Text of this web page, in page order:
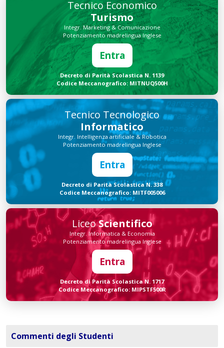
Tecnico Economico
Turismo
Integr. Marketing & Comunicazione
Potenziamento madrelingua Inglese
Entra
Decreto di Parità Scolastica N. 1139
Codice Meccanografico: MITNUQ500H
Tecnico Tecnologico
Informatico
Integr. Intelligenza artificiale & Robotica
Potenziamento madrelingua Inglese
Entra
Decreto di Parità Scolastica N. 338
Codice Meccanografico: MITF005006
LiceoScientifico
Integr. Informatica & Economia
Potenziamento madrelingua Inglese
Entra
Decreto di Parità Scolastica N. 1717
Codice Meccanografico: MIPSTF500R
Commenti degli Studenti